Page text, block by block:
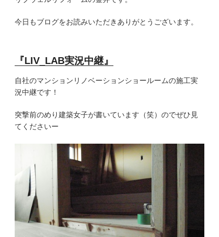
今日もブログをお読みいただきありがとうございます。
『LIV_LAB実況中継』
自社のマンションリノベーションショールームの施工実
況中継です！
突撃前のめり建築女子が書いています（笑）のでぜひ見
てくださいー